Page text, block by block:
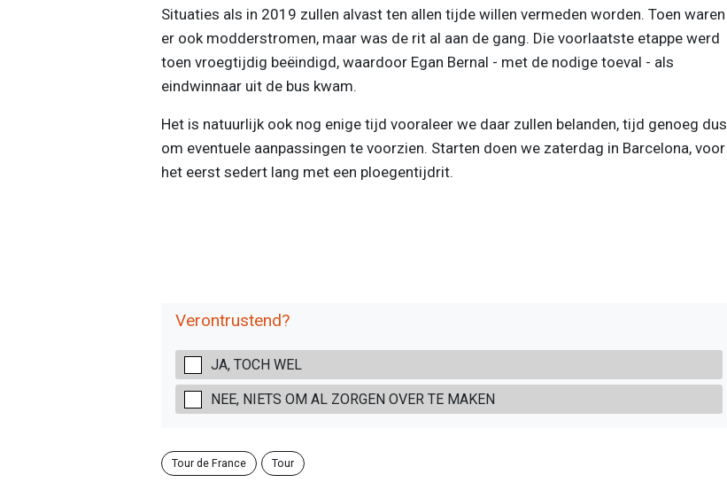
Situaties als in 2019 zullen alvast ten allen tijde willen vermeden worden. Toen waren
er ook modderstromen, maar was de rit al aan de gang. Die voorlaatste etappe werd
toen vroegtijdig beëindigd, waardoor Egan Bernal - met de nodige toeval - als
eindwinnaar uit de bus kwam.
Het is natuurlijk ook nog enige tijd vooraleer we daar zullen belanden, tijd genoeg dus
om eventuele aanpassingen te voorzien. Starten doen we zaterdag in Barcelona, voor
het eerst sedert lang met een ploegentijdrit.
Verontrustend?
JA, TOCH WEL
NEE, NIETS OM AL ZORGEN OVER TE MAKEN
Tour de France Tour